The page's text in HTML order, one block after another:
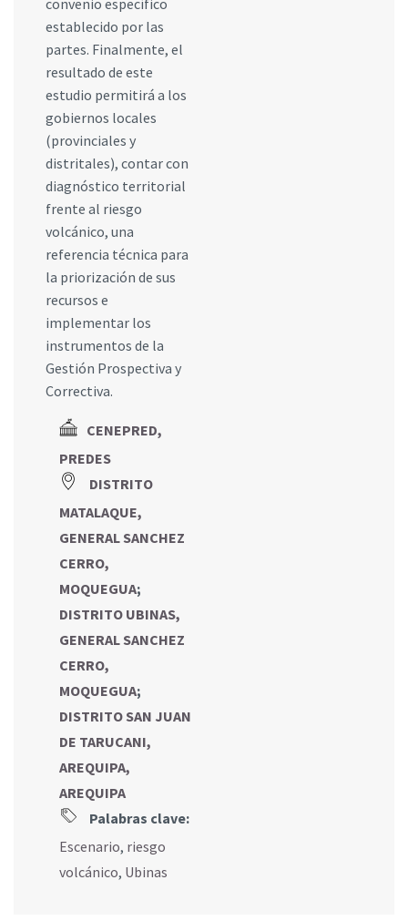
convenio específico
establecido por las
partes. Finalmente, el
resultado de este
estudio permitirá a los
gobiernos locales
(provinciales y
distritales), contar con
diagnóstico territorial
frente al riesgo
volcánico, una
referencia técnica para
la priorización de sus
recursos e
implementar los
instrumentos de la
Gestión Prospectiva y
Correctiva.
CENEPRED,
PREDES
DISTRITO
MATALAQUE,
GENERAL SANCHEZ
CERRO,
MOQUEGUA;
DISTRITO UBINAS,
GENERAL SANCHEZ
CERRO,
MOQUEGUA;
DISTRITO SAN JUAN
DE TARUCANI,
AREQUIPA,
AREQUIPA
Palabras clave:
Escenario, riesgo
volcánico, Ubinas